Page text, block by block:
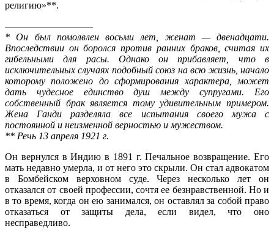
религию»**.
—————————
* Он был помолвлен восьми лет, женат — двенадцати.
Впоследствии он боролся против ранних браков, считая их
гибельными для расы. Однако он прибавляет, что в
исключительных случаях подобный союз на всю жизнь, начало
которому положено до сформирования характера, может
дать чудесное единство душ между супругами. Его
собственный брак является тому удивительным примером.
Жена Ганди разделяла все испытания своего мужа с
постоянной и неизменной верностью и мужеством.
** Речь 13 апреля 1921 г.
Он вернулся в Индию в 1891 г. Печальное возвращение. Его
мать недавно умерла, и от него это скрыли. Он стал адвокатом
в Бомбейском верховном суде. Через несколько лет он
отказался от своей профессии, сочтя ее безнравственной. Но и
в то время, когда он ею занимался, он оставлял за собой право
отказаться от защиты дела, если видел, что оно
несправедливо.